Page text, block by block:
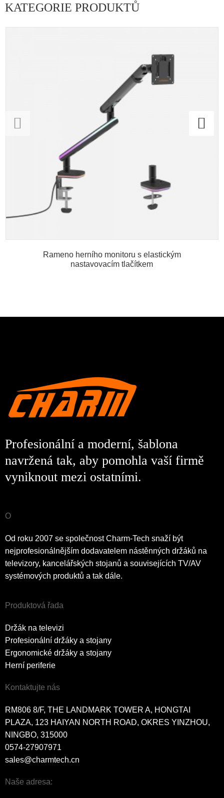
KATEGORIE PRODUKTŮ
Rameno herního monitoru s elastickým
nastavovacím tlačítkem
Profesionální a moderní, šablona
navržená tak, aby pomohla vaší firmě
vyniknout mezi ostatními.
O
Od roku 2007 se společnost Charm-Tech snaží být
nejprofesionálnějším dodavatelem nástěnných držáků na
televizory, kancelářských stojanů a souvisejících TV/AV
systémových produktů a tak dále.
Produktová řada
Držák na televizi
Profesionální držáky a stojany
Ergonomické držáky a stojany
Herní periferie
Kontaktujte nás
RM806 8/F, THE LANDMARK TOWER A, HONGTAI
PLAZA, 123 HAIYAN NORTH ROAD, OKRES YINZHOU,
NINGBO, 315000
0574-27907971
sales@charmtech.cn
Naše adresa: